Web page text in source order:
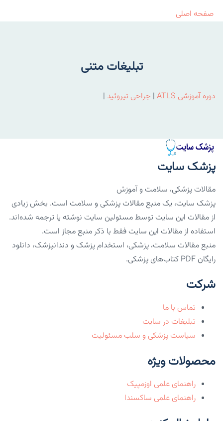
صفحه اصلی
تبلیغات متنی
دوره آموزشی ATLS | جراحی تیروئید |
پزشک سایت
مقالات پزشکی، سلامت و آموزش
پزشک سایت، یک منبع مقالات پزشکی و سلامت است. بخش زیادی
از مقالات این سایت توسط مسئولین سایت نوشته یا ترجمه شده‌اند.
استفاده از مقالات این سایت فقط با ذکر منبع مجاز است.
منبع مقالات سلامت، پزشکی، استخدام پزشک و دندانپزشک، دانلود
رایگان PDF کتاب‌های پزشکی.
شرکت
تماس با ما
تبلیغات در سایت
سیاست پزشکی و سلب مسئولیت
محصولات ویژه
راهنمای علمی اوزمپیک
راهنمای علمی ساکسندا